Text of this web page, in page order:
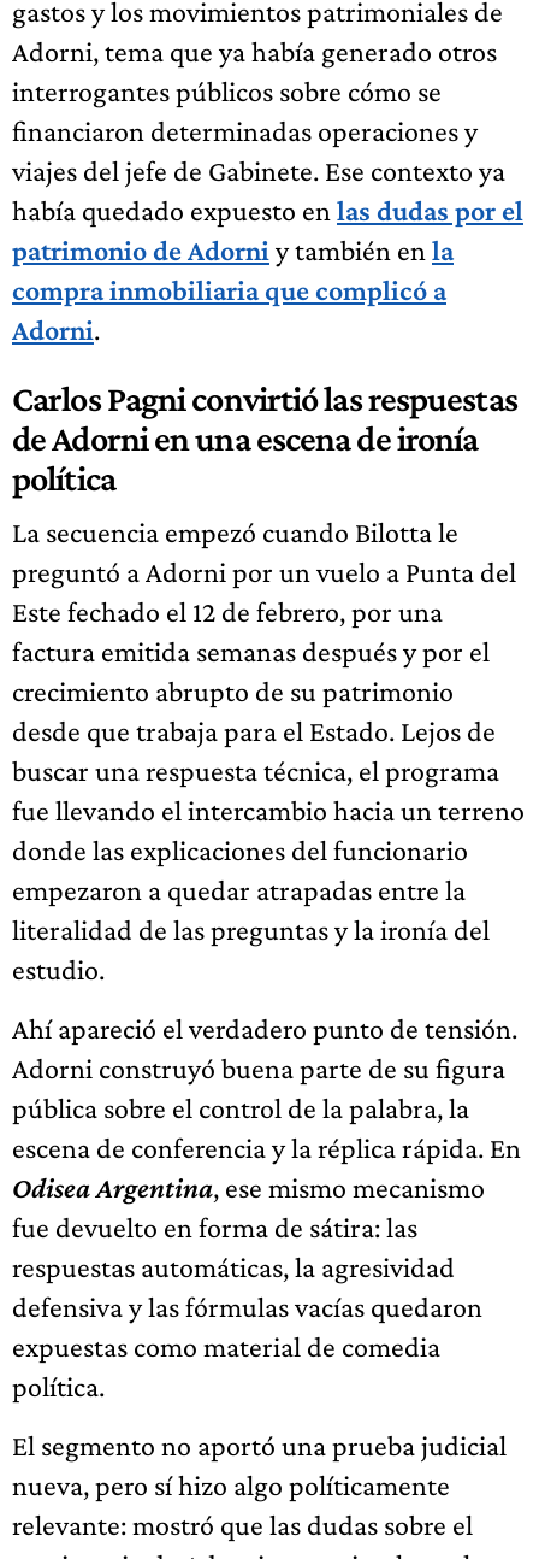
gastos y los movimientos patrimoniales de
Adorni, tema que ya había generado otros
interrogantes públicos sobre cómo se
financiaron determinadas operaciones y
viajes del jefe de Gabinete. Ese contexto ya
había quedado expuesto en las dudas por el
patrimonio de Adorni y también en la
compra inmobiliaria que complicó a
Adorni.
Carlos Pagni convirtió las respuestas
de Adorni en una escena de ironía
política
La secuencia empezó cuando Bilotta le
preguntó a Adorni por un vuelo a Punta del
Este fechado el 12 de febrero, por una
factura emitida semanas después y por el
crecimiento abrupto de su patrimonio
desde que trabaja para el Estado. Lejos de
buscar una respuesta técnica, el programa
fue llevando el intercambio hacia un terreno
donde las explicaciones del funcionario
empezaron a quedar atrapadas entre la
literalidad de las preguntas y la ironía del
estudio.
Ahí apareció el verdadero punto de tensión.
Adorni construyó buena parte de su figura
pública sobre el control de la palabra, la
escena de conferencia y la réplica rápida. En
Odisea Argentina, ese mismo mecanismo
fue devuelto en forma de sátira: las
respuestas automáticas, la agresividad
defensiva y las fórmulas vacías quedaron
expuestas como material de comedia
política.
El segmento no aportó una prueba judicial
nueva, pero sí hizo algo políticamente
relevante: mostró que las dudas sobre el